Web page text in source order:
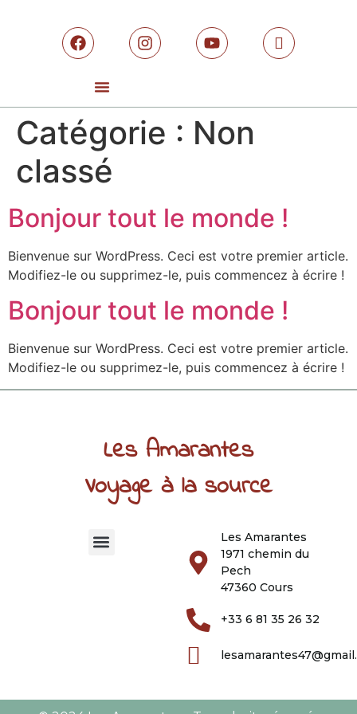
Catégorie : Non
classé
Bonjour tout le monde !
Bienvenue sur WordPress. Ceci est votre premier article.
Modifiez-le ou supprimez-le, puis commencez à écrire !
Bonjour tout le monde !
Bienvenue sur WordPress. Ceci est votre premier article.
Modifiez-le ou supprimez-le, puis commencez à écrire !
Les Amarantes
Voyage à la source
Les Amarantes
1971 chemin du
Pech
47360 Cours
+33 6 81 35 26 32